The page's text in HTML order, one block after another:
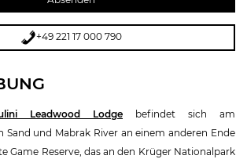
+49 221 17 000 790
Leadwood Lodge befindet sich am
Sand und Mabrak River an einem anderen Ende
Game Reserve, das an den Krüger Nationalpark